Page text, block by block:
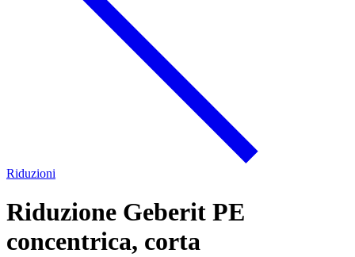
Riduzioni
Riduzione Geberit PE
concentrica, corta